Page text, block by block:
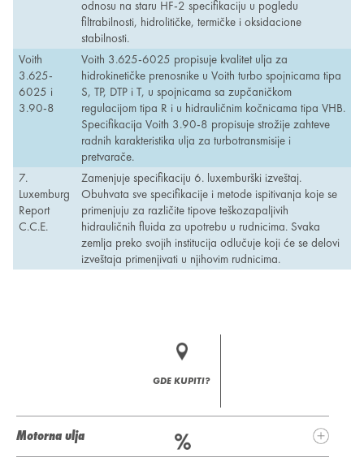
odnosu na staru HF-2 specifikaciju u pogledu
filtrabilnosti, hidrolitičke, termičke i oksidacione
stabilnosti.
Voith
3.625-
6025 i
3.90-8
Voith 3.625-6025 propisuje kvalitet ulja za
hidrokinetičke prenosnike u Voith turbo spojnicama tipa
S, TP, DTP i T, u spojnicama sa zupčaničkom
regulacijom tipa R i u hidrauličnim kočnicama tipa VHB.
Specifikacija Voith 3.90-8 propisuje strožije zahteve
radnih karakteristika ulja za turbotransmisije i
pretvarače.
7.
Luxemburg
Report
C.C.E.
Zamenjuje specifikaciju 6. luxemburški izveštaj.
Obuhvata sve specifikacije i metode ispitivanja koje se
primenjuju za različite tipove teškozapaljivih
hidrauličnih fluida za upotrebu u rudnicima. Svaka
zemlja preko svojih institucija odlučuje koji će se delovi
izveštaja primenjivati u njihovim rudnicima.
GDE KUPITI?
Motorna ulja